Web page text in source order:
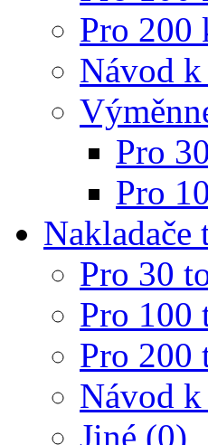
Pro 200
Návod
Pro
Pro
Nakladače
Pro 30
Pro 100
Pro 200
Návod
Jiné (0)